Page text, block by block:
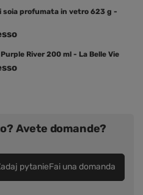
soia profumata in vetro 623 g -
River 200 ml - La Belle Vie
Avete domande?
pytanieFai una domanda